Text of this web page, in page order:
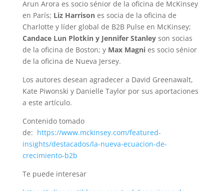
Arun Arora es socio sénior de la oficina de McKinsey
en París; Liz Harrisones socia de la oficina de
Charlotte y líder global de B2B Pulse en McKinsey;
Candace Lun Plotkin y Jennifer Stanleyson socias
de la oficina de Boston; y Max Magnies socio sénior
de la oficina de Nueva Jersey.
Los autores desean agradecer a David Greenawalt,
Kate Piwonski y Danielle Taylor por sus aportaciones
a este artículo.
Contenido tomado
de: https://www.mckinsey.com/featured-
insights/destacados/la-nueva-ecuacion-de-
crecimiento-b2b
Te puede interesar